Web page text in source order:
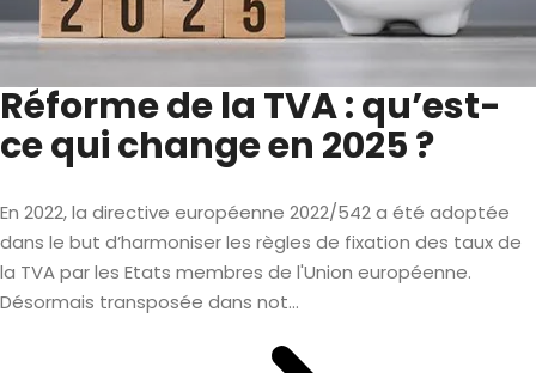
Réforme de la TVA : qu’est-
ce qui change en 2025 ?
En 2022, la directive européenne 2022/542 a été adoptée
dans le but d’harmoniser les règles de fixation des taux de
la TVA par les Etats membres de l'Union européenne.
Désormais transposée dans not...